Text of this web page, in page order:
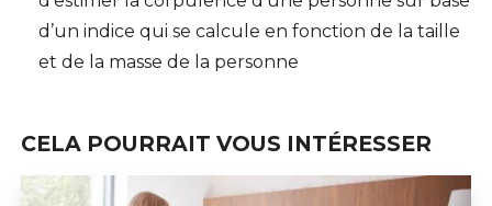
d’un indice qui se calcule en fonction de la taille
et de la masse de la personne
CELA POURRAIT VOUS INTÉRESSER